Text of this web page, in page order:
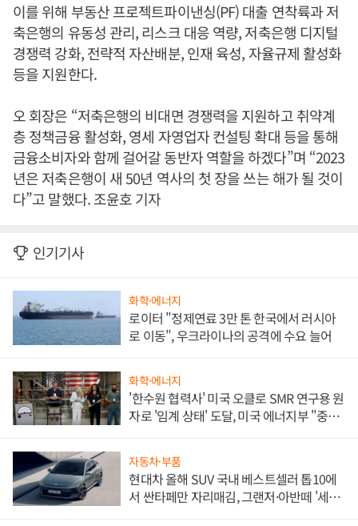
이를 위해 부동산 프로젝트파이낸싱(PF) 대출 연착륙과 저
축은행의 유동성 관리, 리스크 대응 역량, 저축은행 디지털
경쟁력 강화, 전략적 자산배분, 인재 육성, 자율규제 활성화
등을 지원한다.
오 회장은 “저축은행의 비대면 경쟁력을 지원하고 취약계
층 정책금융 활성화, 영세 자영업자 컨설팅 확대 등을 통해
금융소비자와 함께 걸어갈 동반자 역할을 하겠다”며 “2023
년은 저축은행이 새 50년 역사의 첫 장을 쓰는 해가 될 것이
다”고 말했다. 조윤호 기자
인기기사
화학·에너지
로이터 "정제연료 3만 톤 한국에서 러시아
로 이동", 우크라이나의 공격에 수요 늘어
화학·에너지
'한수원 협력사' 미국 오클로 SMR 연구용 원
자로 '임계 상태' 도달, 미국 에너지부 "중요
자동차·부품
현대차 올해 SUV 국내 베스트셀러 톱10에
서 싼타페만 자리매김, 그랜저·아반떼 '세단